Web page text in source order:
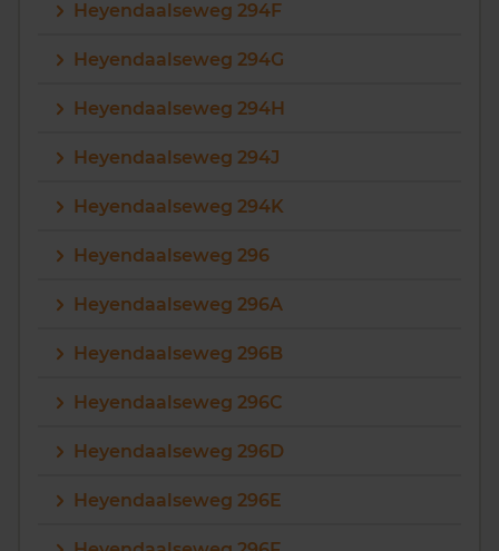
Heyendaalseweg 294F
Heyendaalseweg 294G
Heyendaalseweg 294H
Heyendaalseweg 294J
Heyendaalseweg 294K
Heyendaalseweg 296
Heyendaalseweg 296A
Heyendaalseweg 296B
Heyendaalseweg 296C
Heyendaalseweg 296D
Heyendaalseweg 296E